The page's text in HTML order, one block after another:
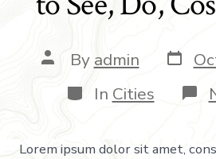
By admin
In Cities
Lorem ipsum dolor sit amet,